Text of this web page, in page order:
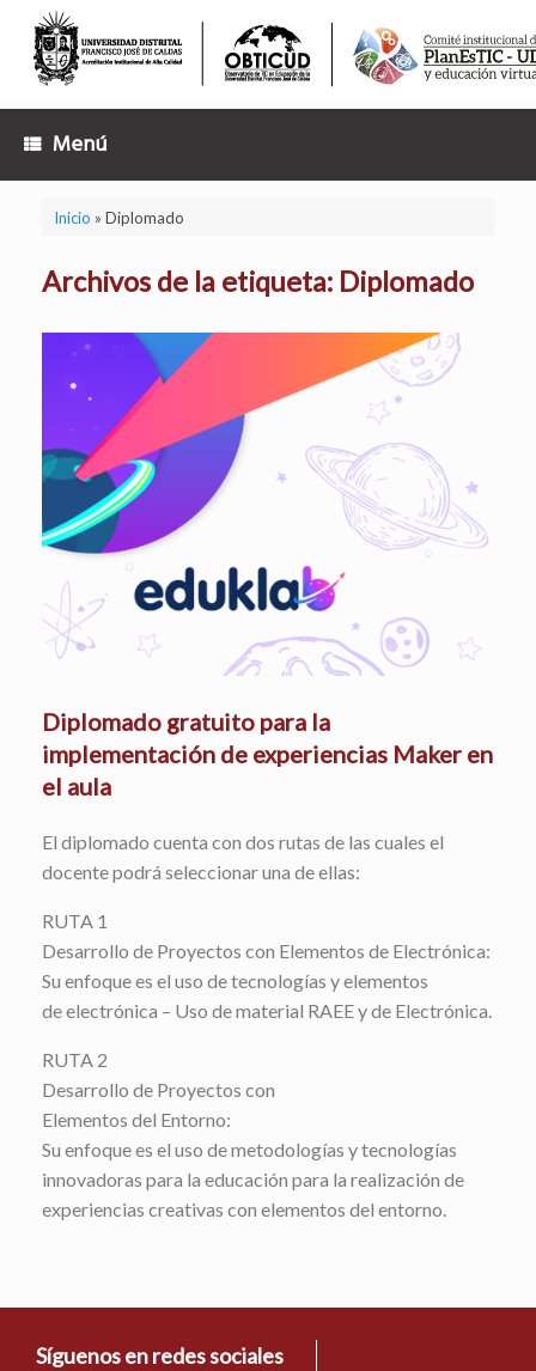
contenido
Menú
Inicio » Diplomado
Archivos de la etiqueta: Diplomado
Diplomado gratuito para la
implementación de experiencias Maker en
el aula
El diplomado cuenta con dos rutas de las cuales el
docente podrá seleccionar una de ellas:
RUTA 1
Desarrollo de Proyectos con Elementos de Electrónica:
Su enfoque es el uso de tecnologías y elementos
de electrónica – Uso de material RAEE y de Electrónica.
RUTA 2
Desarrollo de Proyectos con
Elementos del Entorno:
Su enfoque es el uso de metodologías y tecnologías
innovadoras para la educación para la realización de
experiencias creativas con elementos del entorno.
Síguenos en redes sociales